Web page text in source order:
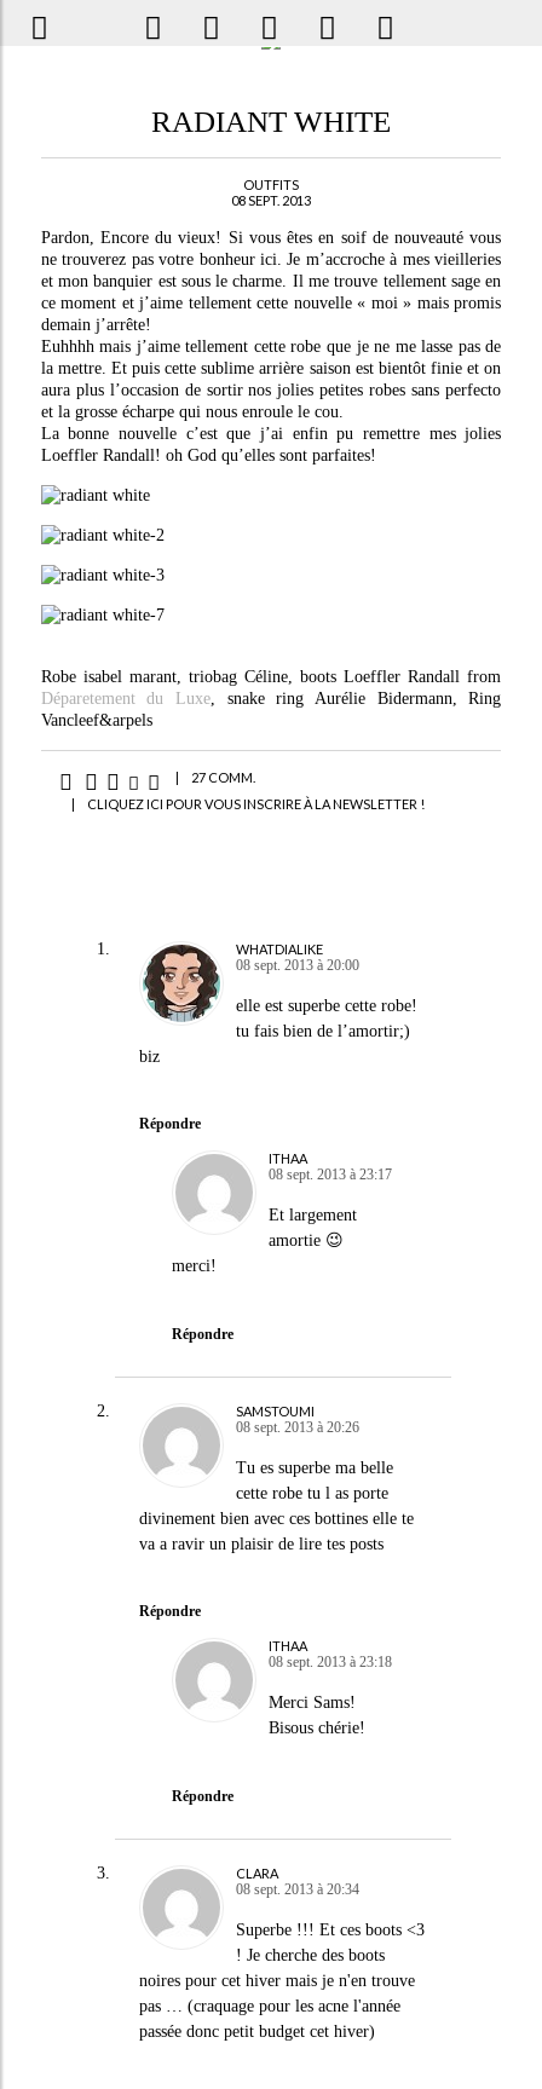
RADIANT WHITE
OUTFITS
08 SEPT. 2013
Pardon, Encore du vieux! Si vous êtes en soif de nouveauté vous
ne trouverez pas votre bonheur ici. Je m’accroche à mes vieilleries
et mon banquier est sous le charme. Il me trouve tellement sage en
ce moment et j’aime tellement cette nouvelle « moi » mais promis
demain j’arrête!
Euhhhh mais j’aime tellement cette robe que je ne me lasse pas de
la mettre. Et puis cette sublime arrière saison est bientôt finie et on
aura plus l’occasion de sortir nos jolies petites robes sans perfecto
et la grosse écharpe qui nous enroule le cou.
La bonne nouvelle c’est que j’ai enfin pu remettre mes jolies
Loeffler Randall! oh God qu’elles sont parfaites!
Robe isabel marant, triobag Céline, boots Loeffler Randall from
Déparetement du Luxe, snake ring Aurélie Bidermann, Ring
Vancleef&arpels
|
27 COMM.
|
CLIQUEZ ICI POUR VOUS INSCRIRE À LA NEWSLETTER !
WHATDIALIKE
08 sept. 2013 à 20:00
elle est superbe cette robe!
tu fais bien de l’amortir;)
biz
Répondre
ITHAA
08 sept. 2013 à 23:17
Et largement
amortie 😉
merci!
Répondre
SAMSTOUMI
08 sept. 2013 à 20:26
Tu es superbe ma belle
cette robe tu l as porte
divinement bien avec ces bottines elle te
va a ravir un plaisir de lire tes posts
Répondre
ITHAA
08 sept. 2013 à 23:18
Merci Sams!
Bisous chérie!
Répondre
CLARA
08 sept. 2013 à 20:34
Superbe !!! Et ces boots <3
! Je cherche des boots
noires pour cet hiver mais je n'en trouve
pas … (craquage pour les acne l'année
passée donc petit budget cet hiver)